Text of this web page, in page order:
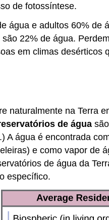
de fotossíntese.
água e adultos 60%
22% de água.
em climas
naturalmente na Terra
de água
A água é encontrada
e como vapor de
de água da
específico.